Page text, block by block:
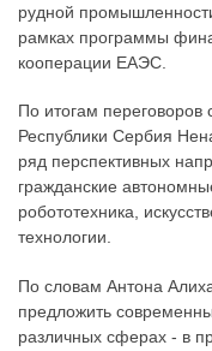
рудной
рамках программы
кооперации ЕАЭС.
По итогам переговоров
Республики Сербия
ряд перспективных
гражданские
робототехника,
технологии.
По словам Антона
предложить
различных сферах - в